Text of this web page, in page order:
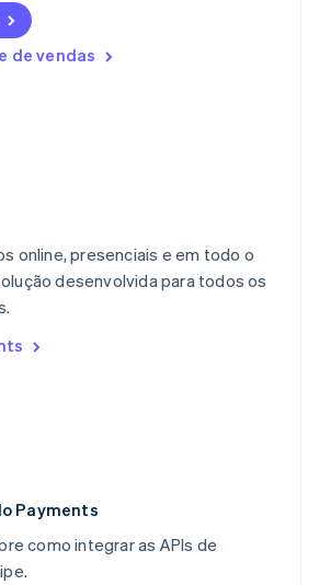
de vendas
online, presenciais e em todo o
desenvolvida para todos os
Payments
como integrar as APIs de
China